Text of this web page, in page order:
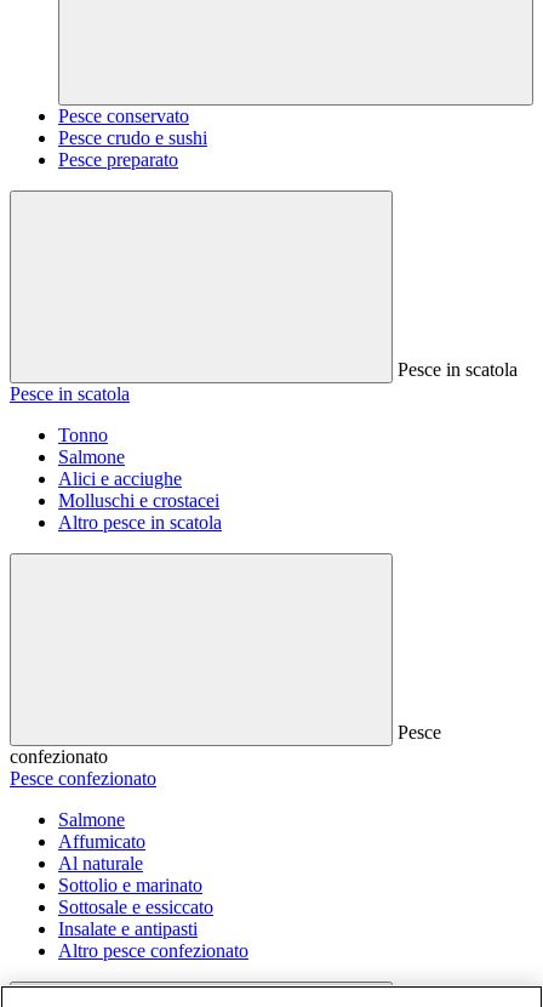
Pesce conservato
Pesce crudo e sushi
Pesce preparato
Pesce in scatola
Pesce in scatola
Tonno
Salmone
Alici e acciughe
Molluschi e crostacei
Altro pesce in scatola
Pesce
confezionato
Pesce confezionato
Salmone
Affumicato
Al naturale
Sottolio e marinato
Sottosale e essiccato
Insalate e antipasti
Altro pesce confezionato